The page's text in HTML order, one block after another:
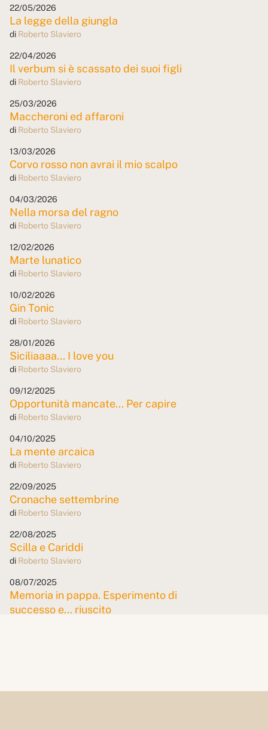
22/05/2026
La legge della giungla
di Roberto Slaviero
22/04/2026
Il verbum si è scassato dei suoi figli
di Roberto Slaviero
25/03/2026
Maccheroni ed affaroni
di Roberto Slaviero
13/03/2026
Corvo rosso non avrai il mio scalpo
di Roberto Slaviero
04/03/2026
Nella morsa del ragno
di Roberto Slaviero
12/02/2026
Marte lunatico
di Roberto Slaviero
10/02/2026
Gin Tonic
di Roberto Slaviero
28/01/2026
Siciliaaaa... I love you
di Roberto Slaviero
09/12/2025
Opportunità mancate... Per capire
di Roberto Slaviero
04/10/2025
La mente arcaica
di Roberto Slaviero
22/09/2025
Cronache settembrine
di Roberto Slaviero
22/08/2025
Scilla e Cariddi
di Roberto Slaviero
08/07/2025
Memoria in pappa. Esperimento di
successo e... riuscito
09/05/2025